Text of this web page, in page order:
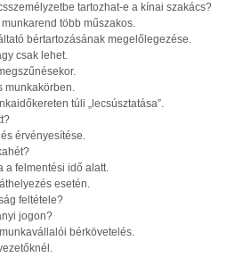
tartozhat-e a kínai szakács?
több műszakos.
bértartozásának megelőlegezése.
csak lehet.
munkakörben.
túli „lecsúsztatása”.
érvényesítése.
a felmentési idő alatt.
esetén.
feltétele?
jogon?
bérkövetelés.